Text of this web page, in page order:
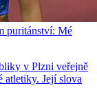
puritánství: Mé
v Plzni veřejně
atletiky. Její slova